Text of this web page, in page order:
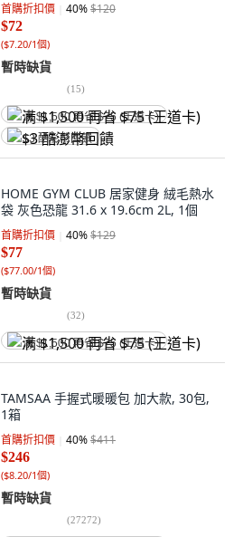
首購折扣價 40%$120
$72
($7.20/1個)
暫時缺貨
(15)
满 $1,500 再省 $75 (王道卡)
$3 酷澎幣回饋
HOME GYM CLUB 居家健身 絨毛熱水
袋 灰色恐龍 31.6 x 19.6cm 2L, 1個
首購折扣價 40%$129
$77
($77.00/1個)
暫時缺貨
(32)
满 $1,500 再省 $75 (王道卡)
TAMSAA 手握式暖暖包 加大款, 30包,
1箱
首購折扣價 40%$411
$246
($8.20/1個)
暫時缺貨
(27272)